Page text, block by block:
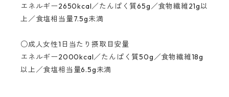
エネルギー2650kcal／たんぱく質65g／食物繊維21g以
上／食塩相当量7.5g未満
○成人女性1日当たり摂取目安量
エネルギー2000kcal／たんぱく質50g／食物繊維18g
以上／食塩相当量6.5g未満